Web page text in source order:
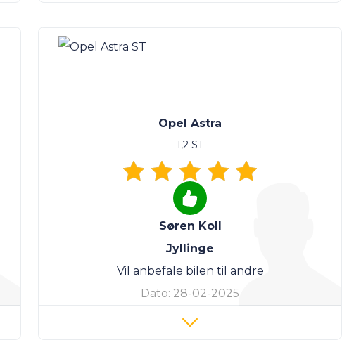
Opel Astra
1,2 ST
Søren Koll
Jyllinge
Vil anbefale bilen til andre
Dato: 28-02-2025